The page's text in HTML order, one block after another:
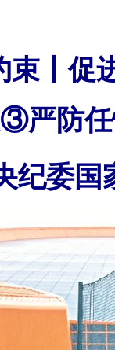
束丨促
严防
纪委国